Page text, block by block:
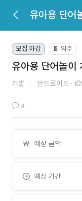
모집 마감 📔 외주
유아용 단어놀
개발 안드로이드
4
예상 금액
예상 기간